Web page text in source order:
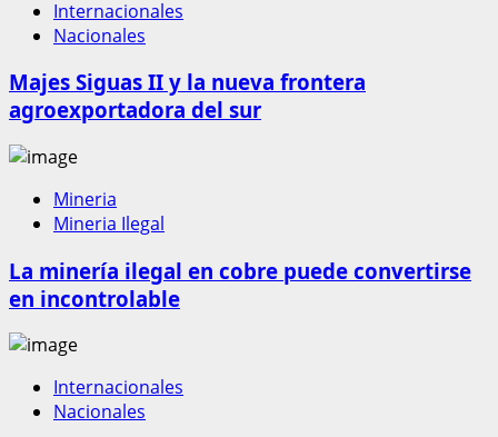
Internacionales
Nacionales
Majes Siguas II y la nueva frontera
agroexportadora del sur
Mineria
Mineria Ilegal
La minería ilegal en cobre puede convertirse
en incontrolable
Internacionales
Nacionales